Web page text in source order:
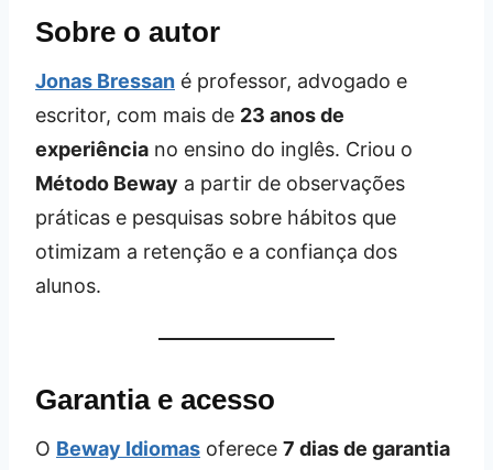
Sobre o autor
Jonas Bressan é professor, advogado e
escritor, com mais de 23 anos de
experiência no ensino do inglês. Criou o
Método Beway a partir de observações
práticas e pesquisas sobre hábitos que
otimizam a retenção e a confiança dos
alunos.
Garantia e acesso
O Beway Idiomas oferece 7 dias de garantia